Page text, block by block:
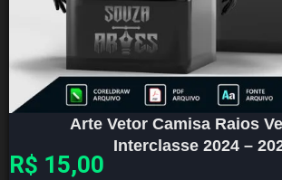
Arte Vetor Camisa Raios
Interclasse 2024 –
R$ 15,00